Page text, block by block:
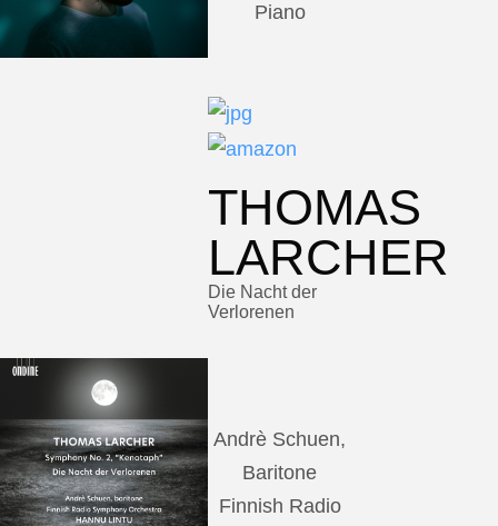
Piano
THOMAS
LARCHER
Die Nacht der
Verlorenen
Andrè Schuen,
Baritone
Finnish Radio